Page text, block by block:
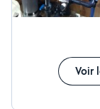
Voir